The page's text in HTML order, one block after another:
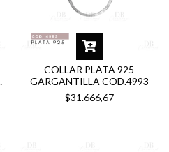
COLLAR PLATA 925
GARGANTILLA COD.4993
$31.666,67